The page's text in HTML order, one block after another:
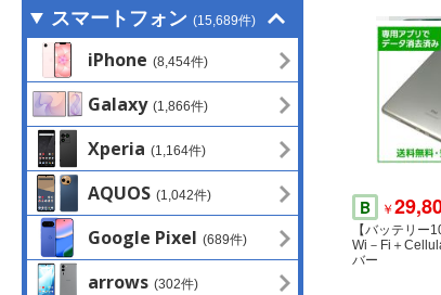
スマートフォン (15,689件)
iPhone (8,454件)
Galaxy (1,866件)
Xperia (1,164件)
AQUOS (1,042件)
Google Pixel (689件)
arrows (302件)
S
177★ほぼ新品
純正バッテリ
S ￥
超美品 SIMフ
8GB 電池88%
料無料
B ￥
【バッテリ
Wi－Fi＋
バー